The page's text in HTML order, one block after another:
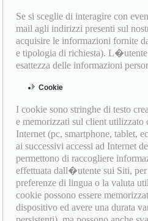
Se si sceglie di interagire con
mail agli indirizzi presenti sul
acquisire le informazioni fornite
e tipologia di richiesta).
esattezza delle informazioni
Cookie
I cookie sono stringhe di testo
e memorizzati sul client
Internet (pc, smartphone, tablet,
ai successivi accessi ad Internet
permettono di raccogliere
effettuata dall�utente sui Siti,
preferenze di lingua o la valuta
cookie possono essere
dispositivo ed avere una durata